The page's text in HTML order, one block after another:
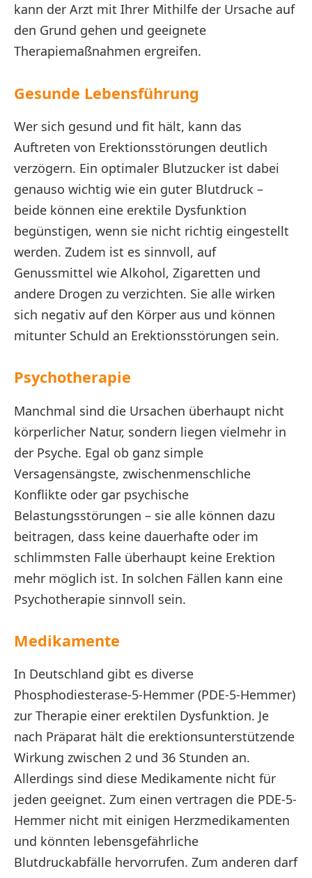
kann der Arzt mit Ihrer Mithilfe der Ursache auf
den Grund gehen und geeignete
Therapiemaßnahmen ergreifen.
Gesunde Lebensführung
Wer sich gesund und fit hält, kann das
Auftreten von Erektionsstörungen deutlich
verzögern. Ein optimaler Blutzucker ist dabei
genauso wichtig wie ein guter Blutdruck –
beide können eine erektile Dysfunktion
begünstigen, wenn sie nicht richtig eingestellt
werden. Zudem ist es sinnvoll, auf
Genussmittel wie Alkohol, Zigaretten und
andere Drogen zu verzichten. Sie alle wirken
sich negativ auf den Körper aus und können
mitunter Schuld an Erektionsstörungen sein.
Psychotherapie
Manchmal sind die Ursachen überhaupt nicht
körperlicher Natur, sondern liegen vielmehr in
der Psyche. Egal ob ganz simple
Versagensängste, zwischenmenschliche
Konflikte oder gar psychische
Belastungsstörungen – sie alle können dazu
beitragen, dass keine dauerhafte oder im
schlimmsten Falle überhaupt keine Erektion
mehr möglich ist. In solchen Fällen kann eine
Psychotherapie sinnvoll sein.
Medikamente
In Deutschland gibt es diverse
Phosphodiesterase-5-Hemmer (PDE-5-Hemmer)
zur Therapie einer erektilen Dysfunktion. Je
nach Präparat hält die erektionsunterstützende
Wirkung zwischen 2 und 36 Stunden an.
Allerdings sind diese Medikamente nicht für
jeden geeignet. Zum einen vertragen die PDE-5-
Hemmer nicht mit einigen Herzmedikamenten
und könnten lebensgefährliche
Blutdruckabfälle hervorrufen. Zum anderen darf